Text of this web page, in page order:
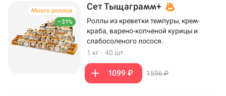
–31%
Много роллов Сет Тыщаграмм+
Роллы из креветки темпуры, крем-
краба, варено-копченой курицы и
слабосоленого лосося.
1 кг · 40 шт.
1099 ₽ 1596 ₽